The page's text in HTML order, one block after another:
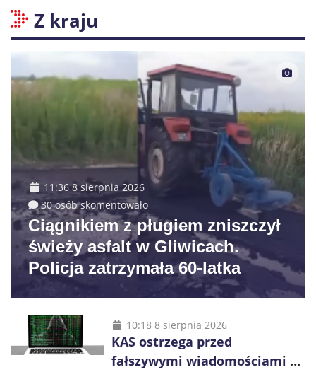
Z kraju
11:36 8 sierpnia 2026
30 osób skomentowało
Ciągnikiem z pługiem zniszczył
świeży asfalt w Gliwicach.
Policja zatrzymała 60-latka
10:18 8 sierpnia 2026
KAS ostrzega przed
fałszywymi wiadomościami o